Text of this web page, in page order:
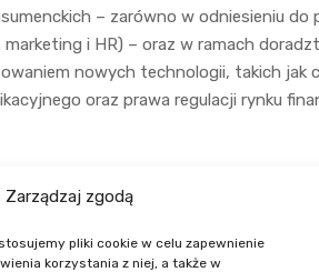
Zarządzaj zgodą
pliki cookie w celu zapewnienie
korzystania z niej, a także w
– zarówno w odniesieniu do
marketing i HR) – oraz w ramach
nowych technologii, takich jak
oraz prawa regulacji rynku